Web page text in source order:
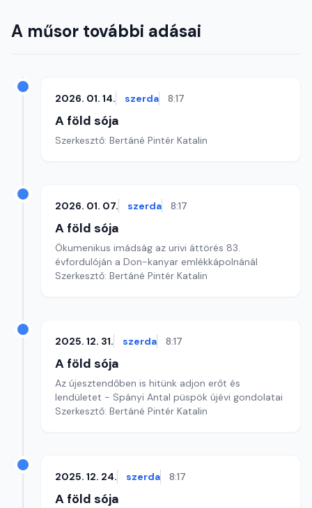
A műsor további adásai
2026. 01. 14. szerda 8:17
A föld sója
Szerkesztő: Bertáné Pintér Katalin
2026. 01. 07. szerda 8:17
A föld sója
Ökumenikus imádság az urivi áttörés 83.
évfordulóján a Don-kanyar emlékkápolnánál
Szerkesztő: Bertáné Pintér Katalin
2025. 12. 31. szerda 8:17
A föld sója
Az újesztendőben is hitünk adjon erőt és
lendületet - Spányi Antal püspök újévi gondolatai
Szerkesztő: Bertáné Pintér Katalin
2025. 12. 24. szerda 8:17
A föld sója